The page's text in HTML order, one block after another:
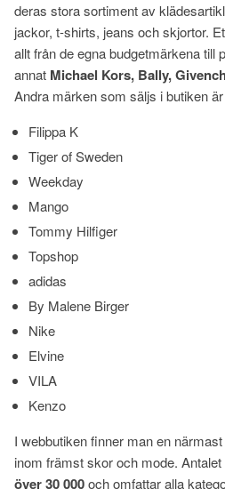
deras stora sortiment av
jackor, t-shirts, jeans och skjortor.
allt från de egna budgetmärkena till
annat Michael Kors, Bally,
Andra märken som säljs i butiken
Filippa K
Tiger of Sweden
Weekday
Mango
Tommy Hilfiger
Topshop
adidas
By Malene Birger
Nike
Elvine
VILA
Kenzo
I webbutiken finner man en
inom främst skor och mode.
över 30 000och omfattar alla